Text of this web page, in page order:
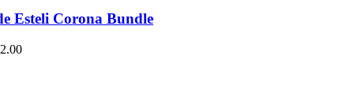
Esteli Corona Bundle